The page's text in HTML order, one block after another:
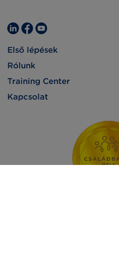
Első lépések
Rólunk
Training Center
Kapcsolat